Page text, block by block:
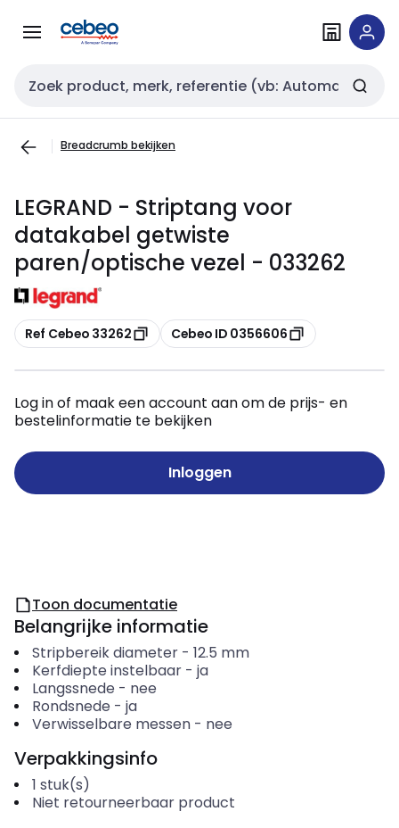
naar
naar
Zoekveld invoer
Breadcrumb bekijken
LEGRAND - Striptang voor
datakabel getwiste
paren/optische vezel - 033262
Kopiëren
Ref Cebeo 33262 Kopiëren
Cebeo ID 0356606
Log in of maak een account aan om de prijs- en
bestelinformatie te bekijken
Inloggen
Toon documentatie
Belangrijke informatie
Stripbereik diameter- 12.5 mm
Kerfdiepte instelbaar- ja
Langssnede - nee
Rondsnede - ja
Verwisselbare messen- nee
Verpakkingsinfo
1 stuk(s)
Niet retourneerbaar product